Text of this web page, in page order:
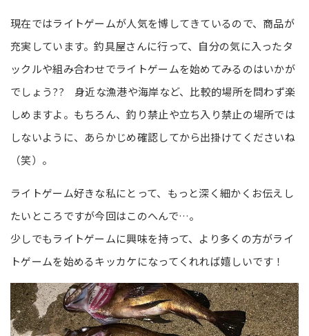
現在ではライトゲームが人気を博してきているので、商品が
充実しています。釣具屋さんに行って、自分の気に入ったタ
ックルや組み合わせでライトゲームを始めてみるのはいかが
でしょう?? 身近な漁港や海岸など、比較的場所を問わず楽
しめますよ。もちろん、釣り禁止や立ち入り禁止の場所では
しないように、あらかじめ確認してから出掛けてくださいね
（笑）。
ライトゲーム好きな私にとって、もっと深く細かくお伝えし
たいところですが今回はこのへんで…。
少しでもライトゲームに興味を持って、より多くの方がライ
トゲームを始めるキッカケになってくれれば嬉しいです！